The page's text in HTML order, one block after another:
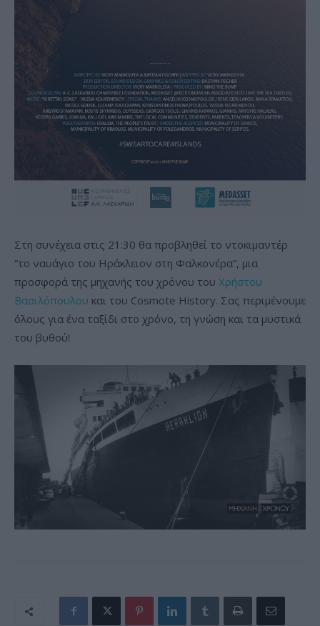
Στη συνέχεια στις 21:30 θα προβληθεί το ντοκιμαντέρ
“το ναυάγιο του Ηράκλειον στη Φαλκονέρα”, μια
προσφορά της μηχανής του χρόνου του Χρήστου
Βασιλόπουλου και του Cosmote History. Σας περιμένουμε
όλους για ένα ταξίδι στο χρόνο, τη γνώση και τα μυστικά
του βυθού!